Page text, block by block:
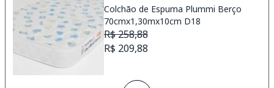
Colchão de Espuma Plummi Berço
70cmx1,30mx10cm D18
R$ 258,88
R$ 209,88